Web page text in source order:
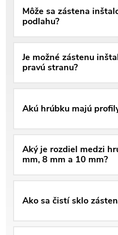
Môže sa zástena
podlahu?
Je možné zástenu
pravú stranu?
Akú hrúbku majú
Aký je rozdiel medzi
mm, 8 mm a 10 mm?
Ako sa čistí sklo